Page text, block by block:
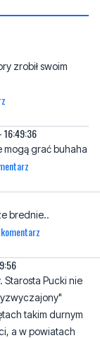
zrobił swoim
16:49:36
mogą grać buhaha
brednie..
Pucki nie
takim durnym
a w powiatach